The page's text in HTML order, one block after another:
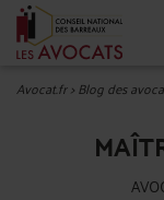
Avocat.fr>Blog des